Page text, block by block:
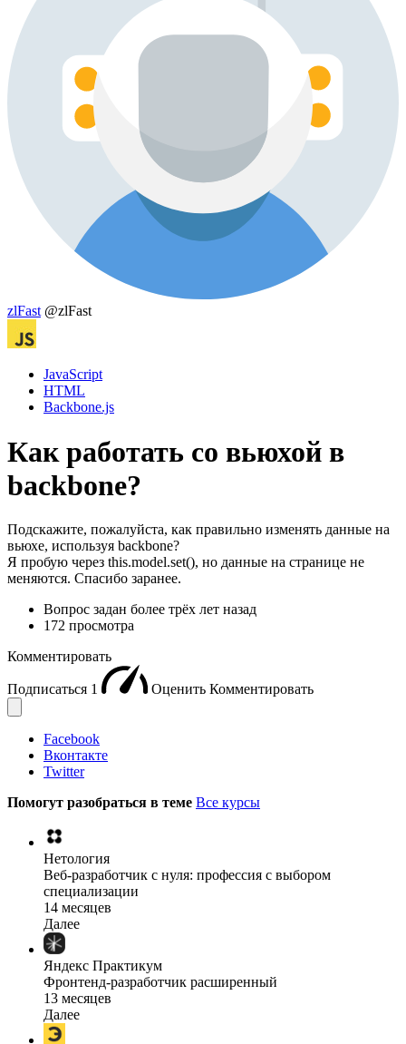
zlFast @zlFast
JavaScript
HTML
Backbone.js
Как работать со вьюхой в
backbone?
Подскажите, пожалуйста, как правильно изменять данные на
вьюхе, используя backbone?
Я пробую через this.model.set(), но данные на странице не
меняются. Спасибо заранее.
Вопрос задан более трёх лет назад
172 просмотра
Комментировать
Подписаться 1 Оценить Комментировать
Facebook
Вконтакте
Twitter
Помогут разобраться в теме Все курсы
Нетология
Веб-разработчик с нуля: профессия с выбором
специализации
14 месяцев
Далее
Яндекс Практикум
Фронтенд-разработчик расширенный
13 месяцев
Далее